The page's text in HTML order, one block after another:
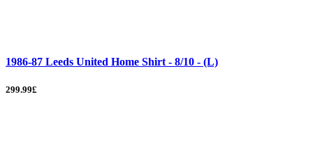
1986-87 Leeds United Home Shirt - 8/10 - (L)
299.99£